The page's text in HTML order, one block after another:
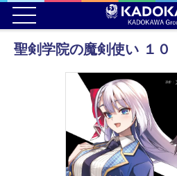
聖剣学院の魔剣使い １０